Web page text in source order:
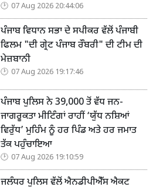
07 Aug 2026 20:44:06
ਪੰਜਾਬ ਵਿਧਾਨ ਸਭਾ ਦੇ ਸਪੀਕਰ ਵੱਲੋਂ ਪੰਜਾਬੀ
ਫਿਲਮ "ਦੀ ਗ੍ਰੇਟ ਪੰਜਾਬ ਰੌਬਰੀ" ਦੀ ਟੀਮ ਦੀ
ਮੇਜ਼ਬਾਨੀ
07 Aug 2026 19:17:46
ਪੰਜਾਬ ਪੁਲਿਸ ਨੇ 39,000 ਤੋਂ ਵੱਧ ਜਨ-
ਜਾਗਰੂਕਤਾ ਮੀਟਿੰਗਾਂ ਰਾਹੀਂ ‘ਯੁੱਧ ਨਸ਼ਿਆਂ
ਵਿਰੁੱਧ’ ਮੁਹਿੰਮ ਨੂੰ ਹਰ ਪਿੰਡ ਅਤੇ ਹਰ ਜਮਾਤ
ਤੱਕ ਪਹੁੰਚਾਇਆ
07 Aug 2026 19:10:59
ਜਲੰਧਰ ਪੁਲਿਸ ਵੱਲੋਂ ਐਨਡੀਪੀਐੱਸ ਐਕਟ